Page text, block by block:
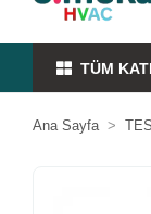
TÜM
Ana Sayfa